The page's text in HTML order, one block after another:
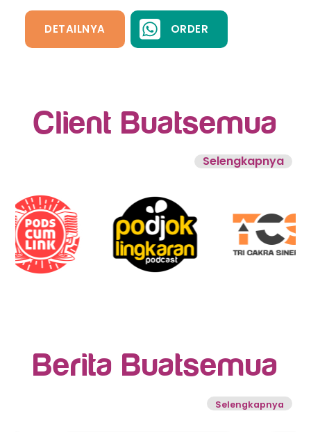
DETAILNYA ORDER
Client Buatsemua
Selengkapnya
Berita Buatsemua
Selengkapnya